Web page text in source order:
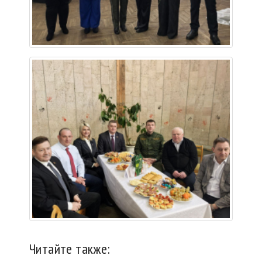
Читайте также: